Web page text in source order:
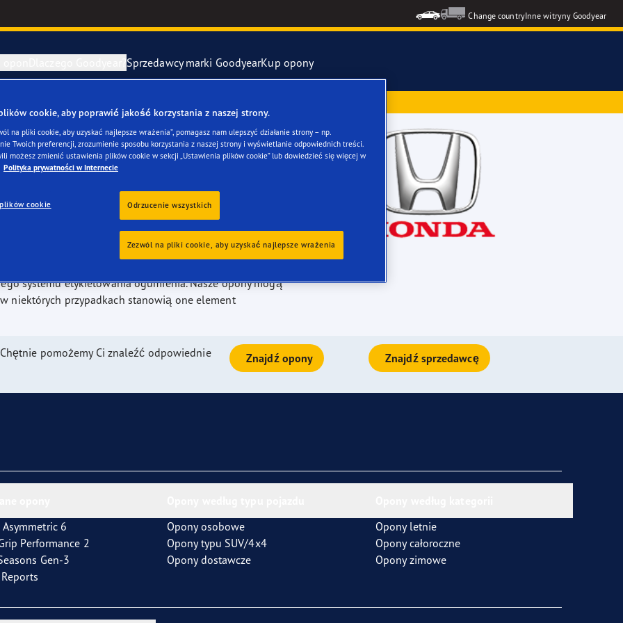
Change countryInne witryny Goodyear
i wymiana opon
zapasowe
samochodów (OE)
mobilności elektrycznej
RACING
Eagle F1 Asymmetric 6
Vector 4Seasons GEN-3
Pokaż wszystkie opony
Sprzedawcy marki GoodyearKup opony
Goodyear online –
to znakomity
auta marki
testach. Jesteśmy też liderem pod względem liczby
systemu etykietowania ogumienia. Nasze opony mogą
niektórych przypadkach stanowią one element
pomożemy Ci znaleźć odpowiednie
Znajdź opony Znajdź sprzedawcę
Asymmetric 6
Performance 2
Gen-3
Opony osobowe
Opony typu SUV/4x4
Opony dostawcze
Opony letnie
Opony całoroczne
Opony zimowe
cookie, aby poprawić jakość korzystania z naszej strony.
na pliki cookie, aby uzyskać najlepsze wrażenia”, pomagasz nam ulepszyć działanie strony – np.
Twoich preferencji, zrozumienie sposobu korzystania z naszej strony i wyświetlanie odpowiednich treści.
możesz zmienić ustawienia plików cookie w sekcji „Ustawienia plików cookie” lub dowiedzieć się więcej w
Polityka prywatności w Internecie
cookie Odrzucenie wszystkich
Zezwól na pliki cookie, aby uzyskać najlepsze wrażenia